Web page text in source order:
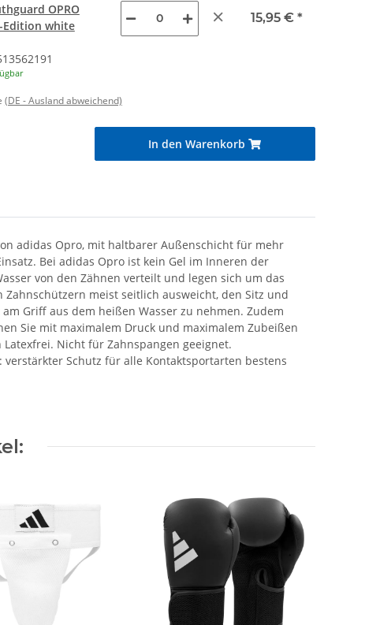
OPRO
Edition white
(DE - Ausland abweichend)
× 15,95 € *
In den Warenkorb
adidas Opro, mit haltbarer Außenschicht für mehr
Bei adidas Opro ist kein Gel im Inneren der
von den Zähnen verteilt und legen sich um das
meist seitlich ausweicht, den Sitz und
Griff aus dem heißen Wasser zu nehmen. Zudem
Sie mit maximalem Druck und maximalem Zubeißen
Nicht für Zahnspangen geeignet.
Schutz für alle Kontaktsportarten bestens